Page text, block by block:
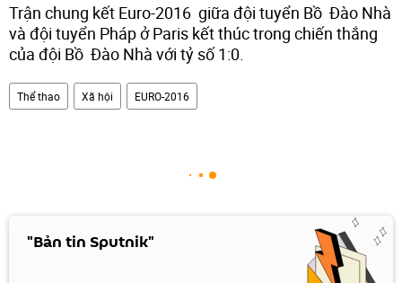
Trận chung kết Euro-2016 giữa đội tuyển Bồ Đào Nhà
và đội tuyển Pháp ở Paris kết thúc trong chiến thắng
của đội Bồ Đào Nhà với tỷ số 1:0.
Thể thao Xã hội EURO-2016
"Bản tin Sputnik"